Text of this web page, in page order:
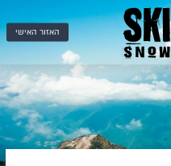
האזור האישי